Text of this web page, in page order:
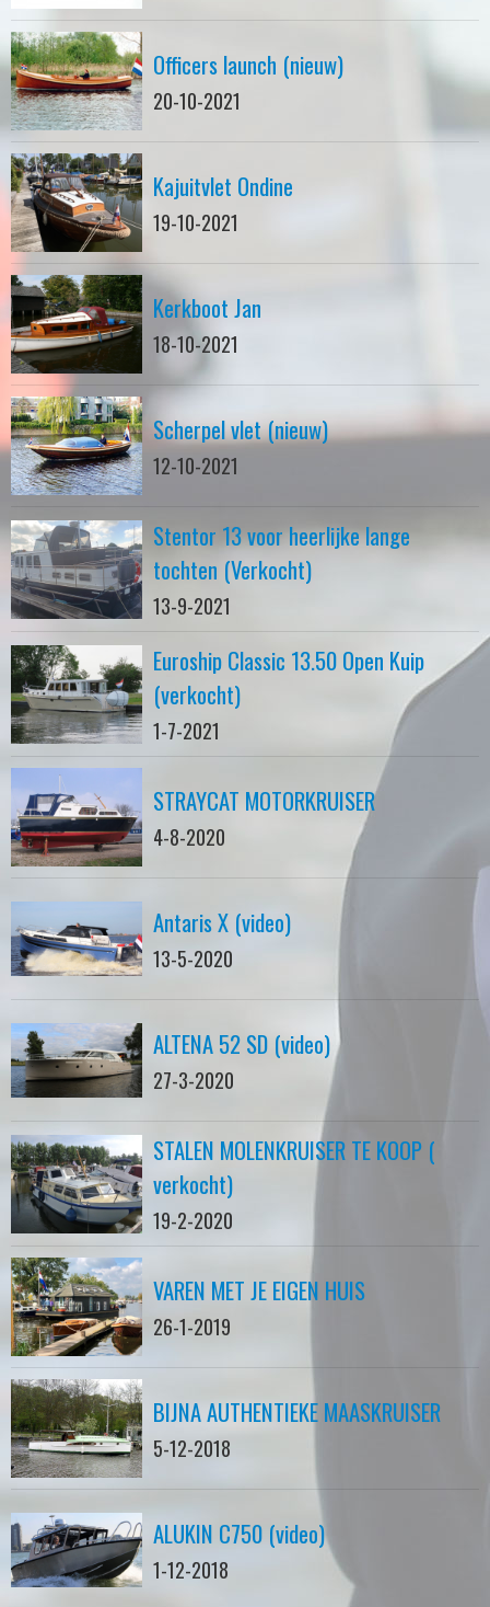
Officers launch (nieuw)
20-10-2021
Kajuitvlet Ondine
19-10-2021
Kerkboot Jan
18-10-2021
Scherpel vlet (nieuw)
12-10-2021
Stentor 13 voor heerlijke lange
tochten (Verkocht)
13-9-2021
Euroship Classic 13.50 Open Kuip
(verkocht)
1-7-2021
STRAYCAT MOTORKRUISER
4-8-2020
Antaris X (video)
13-5-2020
ALTENA 52 SD (video)
27-3-2020
STALEN MOLENKRUISER TE KOOP (
verkocht)
19-2-2020
VAREN MET JE EIGEN HUIS
26-1-2019
BIJNA AUTHENTIEKE MAASKRUISER
5-12-2018
ALUKIN C750 (video)
1-12-2018